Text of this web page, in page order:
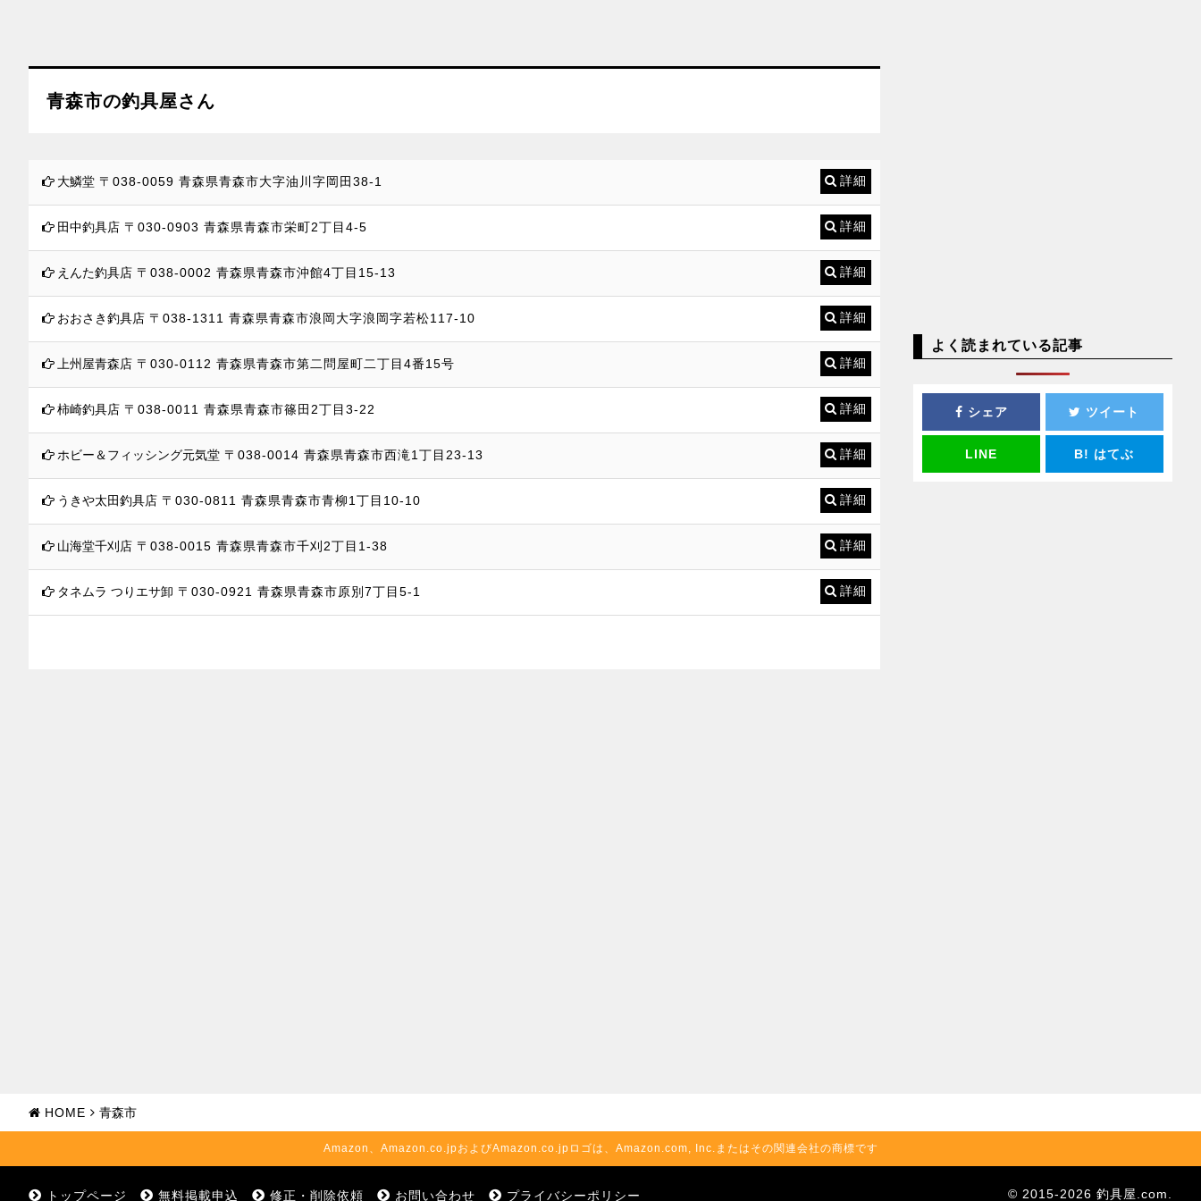
青森市の釣具屋さん
大鱗堂 〒038-0059 青森県青森市大字油川字岡田38-1 詳細
田中釣具店 〒030-0903 青森県青森市栄町2丁目4-5 詳細
えんた釣具店 〒038-0002 青森県青森市沖館4丁目15-13 詳細
おおさき釣具店 〒038-1311 青森県青森市浪岡大字浪岡字若松117-10 詳細
上州屋青森店 〒030-0112 青森県青森市第二問屋町二丁目4番15号 詳細
柿崎釣具店 〒038-0011 青森県青森市篠田2丁目3-22 詳細
ホビー＆フィッシング元気堂 〒038-0014 青森県青森市西滝1丁目23-13 詳細
うきや太田釣具店 〒030-0811 青森県青森市青柳1丁目10-10 詳細
山海堂千刈店 〒038-0015 青森県青森市千刈2丁目1-38 詳細
タネムラ つりエサ卸 〒030-0921 青森県青森市原別7丁目5-1 詳細
よく読まれている記事
シェア ツイート
LINE B! はてぶ
HOME 青森市
Amazon、Amazon.co.jpおよびAmazon.co.jpロゴは、Amazon.com, Inc.またはその関連会社の商標です
トップページ 無料掲載申込 修正・削除依頼 お問い合わせ プライバシーポリシー © 2015-2026 釣具屋.com.